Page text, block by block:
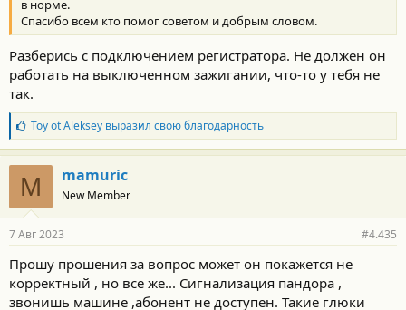
в норме.
Спасибо всем кто помог советом и добрым словом.
Разберись с подключением регистратора. Не должен он
работать на выключенном зажигании, что-то у тебя не
так.
Б
л
а
г
о
д
а
н
с
т
и
Toy ot Alekseyвыразил свою благодарность
M mamuric
New Member
7 Авг 2023 #4.435
Прошу прошения за вопрос может он покажется не
корректный , но все же... Сигнализация пандора ,
звонишь машине ,абонент не доступен. Такие глюки